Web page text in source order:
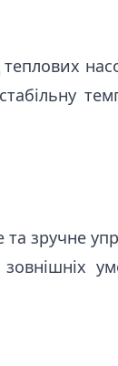
та зручне